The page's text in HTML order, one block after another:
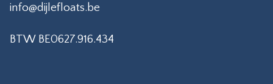
info@dijlefloats.be
BTW BE0627.916.434